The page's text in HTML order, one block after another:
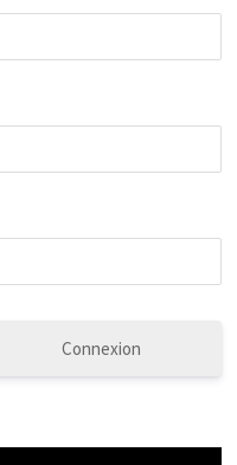
Connexion